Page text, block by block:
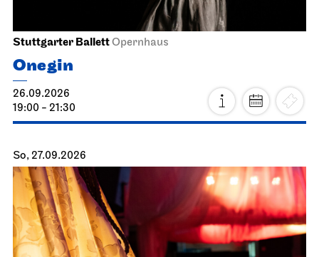
Stuttgarter BallettOpernhaus
Onegin
26.09.2026
19:00 - 21:30
So, 27.09.2026